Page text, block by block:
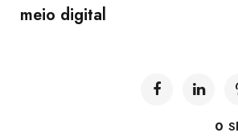
meio digital
0